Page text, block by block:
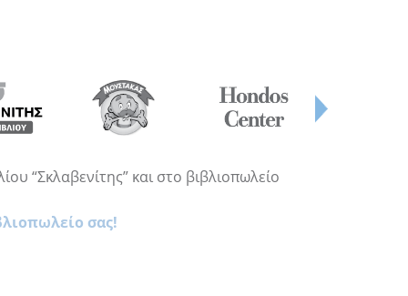
“Σκλαβενίτης” και στο βιβλιοπωλείο
σας!